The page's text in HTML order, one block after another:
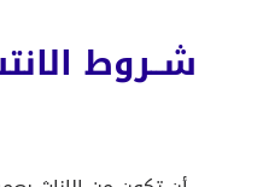
شــروط